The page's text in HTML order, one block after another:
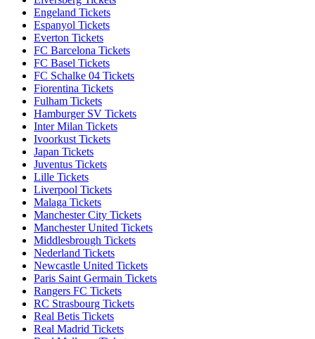
Engeland Tickets
Espanyol Tickets
Everton Tickets
FC Barcelona Tickets
FC Basel Tickets
FC Schalke 04 Tickets
Fiorentina Tickets
Fulham Tickets
Hamburger SV Tickets
Inter Milan Tickets
Ivoorkust Tickets
Japan Tickets
Juventus Tickets
Lille Tickets
Liverpool Tickets
Malaga Tickets
Manchester City Tickets
Manchester United Tickets
Middlesbrough Tickets
Nederland Tickets
Newcastle United Tickets
Paris Saint Germain Tickets
Rangers FC Tickets
RC Strasbourg Tickets
Real Betis Tickets
Real Madrid Tickets